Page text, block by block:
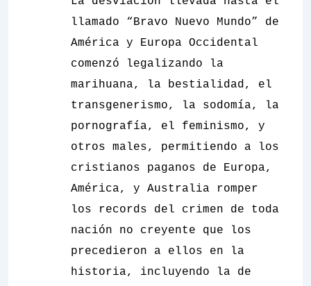
llamado “Bravo Nuevo Mundo” de
América y Europa Occidental
comenzó legalizando la
marihuana, la bestialidad, el
transgenerismo, la sodomía, la
pornografía, el feminismo, y
otros males, permitiendo a los
cristianos paganos de Europa,
América, y Australia romper
los records del crimen de toda
nación no creyente que los
precedieron a ellos en la
historia, incluyendo la de